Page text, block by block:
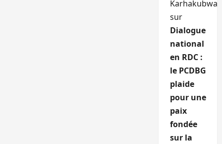
Karhakubwa
sur
Dialogue
national
en RDC :
le PCDBG
plaide
pour une
paix
fondée
sur la